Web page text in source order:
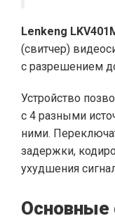
Lenkeng
(свитчер)
с разрешением
Устройство
с 4 разными
ними.
задержки,
ухудшения
Основные